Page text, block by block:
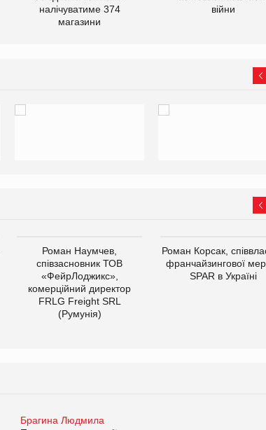
налічуватиме 374
магазини
війни
Роман Наумчев,
співзасновник ТОВ
«ФейрЛоджикс»,
комерційний директор
FRLG Freight SRL
(Румунія)
Роман Корсак,
франчайзингової
SPAR в Україні
Брагина Людмила